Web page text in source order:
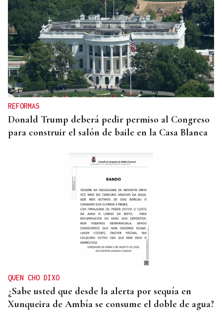
SEGURIDAD INFANTIL
Un tribunal de Estados Unidos multa a Meta con
567 millones de dólares por perjudicar la salud
mental de los menores
REFORMAS
Donald Trump deberá pedir permiso al Congreso
para construir el salón de baile en la Casa Blanca
QUEN CHO DIXO
¿Sabe usted que desde la alerta por sequía en
Xunqueira de Ambía se consume el doble de agua?